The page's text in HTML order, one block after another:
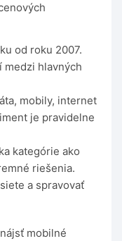
od roku 2007.
medzi hlavných
mobily, internet
je pravidelne
kategórie ako
riešenia.
a spravovať
mobilné